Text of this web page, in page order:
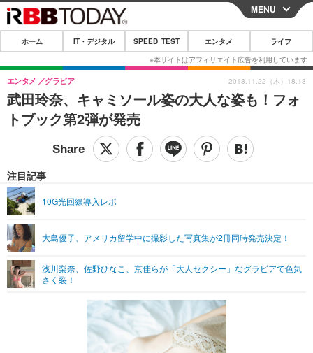
CLOSE
ホーム
IT・デジタル
IT・デジタルTOP スマートフォン
ショッピング その他
SPEED TEST
エンタメTOP 映画・ドラマ
グラビア ブログ
ショッピング その他
ライフTOP
リリース一覧
プッシュ通知の停止方法
MENU
ホーム IT・デジタル SPEED TEST エンタメ ライフ
武田玲奈、キャミソール姿の大人な姿も！フォ
トブック第2弾が発売
エンタメ グラビア
注目記事
10G光回線導入レポ
大島優子、アメリカ留学中に撮影した写真集が2冊同時発売決定！
浅川梨奈、佐野ひなこ、京佳らが「大人セクシー」なグラビアで色気
さく裂！
2018.11.22（木）18:18